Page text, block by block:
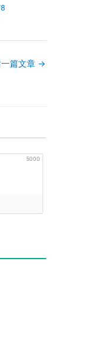
一篇文章 →
5000